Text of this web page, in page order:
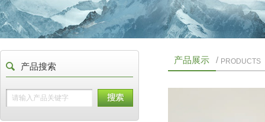
产品搜索
产品展示 / PRODUCTS